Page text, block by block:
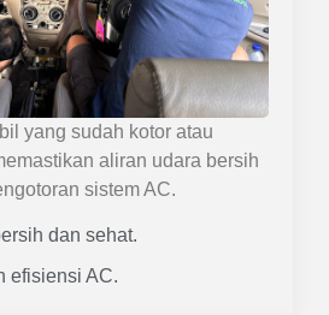
yang sudah kotor atau
aliran udara bersih
sistem AC.
dan sehat.
efisiensi AC.